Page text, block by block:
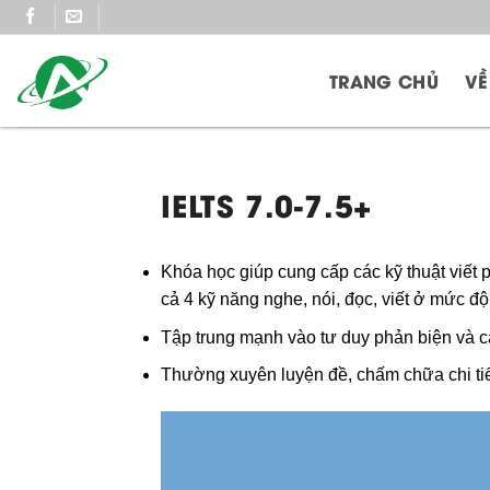
Skip
to
content
TRANG CHỦ
IELTS 7.0-7.5+
Khóa học giúp cung cấp các kỹ thuật
cả 4 kỹ năng nghe, nói, đọc, viết ở mức
Tập trung mạnh vào tư duy phản biện và
Thường xuyên luyện đề, chấm chữa chi